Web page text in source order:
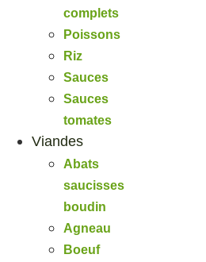
complets
Poissons
Riz
Sauces
Sauces
tomates
Viandes
Abats
saucisses
boudin
Agneau
Boeuf